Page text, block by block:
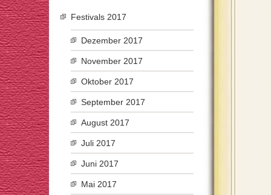
Festivals 2017
Dezember 2017
November 2017
Oktober 2017
September 2017
August 2017
Juli 2017
Juni 2017
Mai 2017